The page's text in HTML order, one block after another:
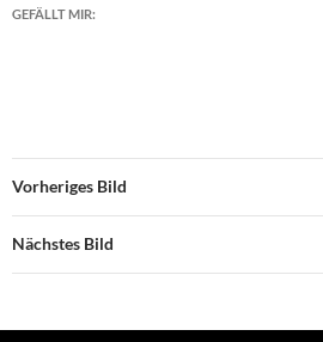
GEFÄLLT MIR:
Vorheriges Bild
Nächstes Bild